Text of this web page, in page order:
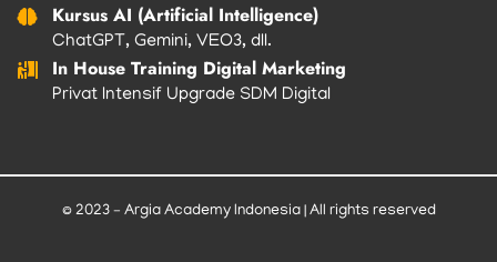
Kursus AI (Artificial Intelligence)
ChatGPT, Gemini, VEO3, dll.
In House Training Digital Marketing
Privat Intensif Upgrade SDM Digital
© 2023 – Argia Academy Indonesia | All rights reserved